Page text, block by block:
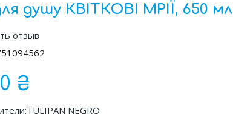
душу КВІТКОВІ МРІЇ, 650 мл
отзыв
₴
NEGRO